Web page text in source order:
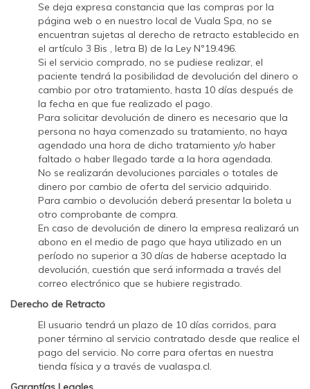
Se deja expresa constancia que las compras por la
página web o en nuestro local de Vuala Spa, no se
encuentran sujetas al derecho de retracto establecido en
el artículo 3 Bis , letra B) de la Ley Nº19.496.
Si el servicio comprado, no se pudiese realizar, el
paciente tendrá la posibilidad de devolución del dinero o
cambio por otro tratamiento, hasta 10 días después de
la fecha en que fue realizado el pago.
Para solicitar devolución de dinero es necesario que la
persona no haya comenzado su tratamiento, no haya
agendado una hora de dicho tratamiento y/o haber
faltado o haber llegado tarde a la hora agendada.
No se realizarán devoluciones parciales o totales de
dinero por cambio de oferta del servicio adquirido.
Para cambio o devolución deberá presentar la boleta u
otro comprobante de compra.
En caso de devolución de dinero la empresa realizará un
abono en el medio de pago que haya utilizado en un
período no superior a 30 días de haberse aceptado la
devolución, cuestión que será informada a través del
correo electrónico que se hubiere registrado.
Derecho de Retracto
El usuario tendrá un plazo de 10 días corridos, para
poner término al servicio contratado desde que realice el
pago del servicio. No corre para ofertas en nuestra
tienda física y a través de vualaspa.cl.